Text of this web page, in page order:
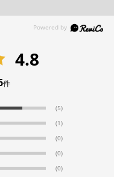
4.8
件
(5)
(1)
(0)
(0)
(0)